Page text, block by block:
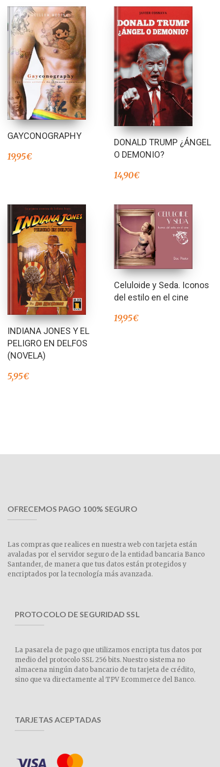
GAYCONOGRAPHY
19,95€
DONALD TRUMP ¿ÁNGEL
O DEMONIO?
14,90€
INDIANA JONES Y EL
PELIGRO EN DELFOS
(NOVELA)
5,95€
Celuloide y Seda. Iconos
del estilo en el cine
19,95€
OFRECEMOS PAGO 100% SEGURO
Las compras que realices en nuestra web con tarjeta están
avaladas por el servidor seguro de la entidad bancaria Banco
Santander, de manera que tus datos están protegidos y
encriptados por la tecnología más avanzada.
PROTOCOLO DE SEGURIDAD SSL
La pasarela de pago que utilizamos encripta tus datos por
medio del protocolo SSL 256 bits. Nuestro sistema no
almacena ningún dato bancario de tu tarjeta de crédito,
sino que va directamente al TPV Ecommerce del Banco.
TARJETAS ACEPTADAS